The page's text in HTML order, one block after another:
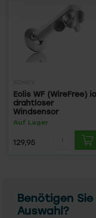
SOMFY
Eolis WF (WireFree) io
drahtloser
Windsensor
Auf Lager
129,95
Benötigen
Auswahl?